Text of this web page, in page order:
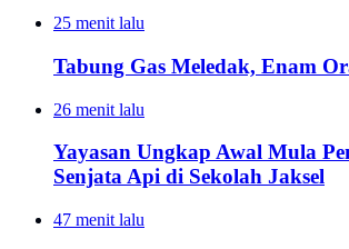
25 menit lalu
Tabung Gas Meledak, Enam
26 menit lalu
Yayasan Ungkap Awal Mula
Senjata Api di Sekolah Jaksel
47 menit lalu